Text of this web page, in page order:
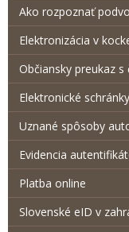
Ako rozpoznať
Elektronizácia v
Občiansky preukaz s
Elektronické schránky
Uznané spôsoby
Evidencia
Platba online
Slovenské eID v